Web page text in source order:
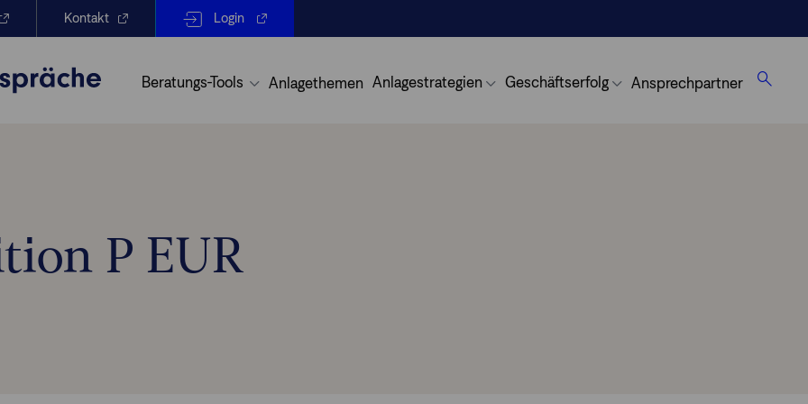
Kontakt Login
Beratungs-Tools Anlagethemen Anlagestrategien Geschäftserfolg Ansprechpartner
P EUR